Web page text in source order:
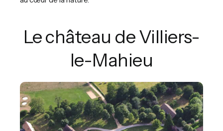
Le château de Villiers-
le-Mahieu